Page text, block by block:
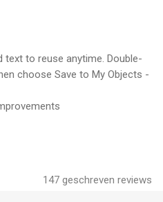
nu met 3D Touch
kleurenpalet op Apple Watch
met ondersteuning voor iPad
Evernote en Box, zodat
to reuse anytime. Double-
choose Save to My Objects -
147 geschreven reviews